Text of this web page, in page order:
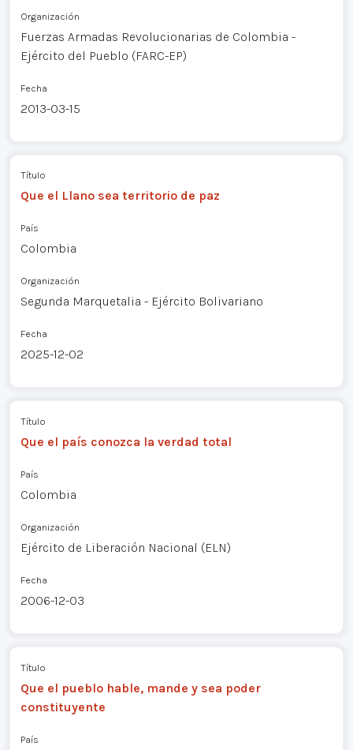
Organización
Fuerzas Armadas Revolucionarias de Colombia -
Ejército del Pueblo (FARC-EP)
Fecha
2013-03-15
Título
Que el Llano sea territorio de paz
País
Colombia
Organización
Segunda Marquetalia - Ejército Bolivariano
Fecha
2025-12-02
Título
Que el país conozca la verdad total
País
Colombia
Organización
Ejército de Liberación Nacional (ELN)
Fecha
2006-12-03
Título
Que el pueblo hable, mande y sea poder
constituyente
País